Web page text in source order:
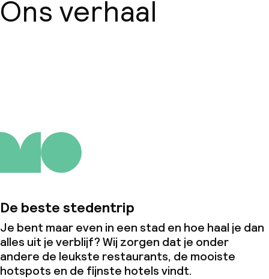
Ons verhaal
De beste stedentrip
Je bent maar even in een stad en hoe haal je dan
alles uit je verblijf? Wij zorgen dat je onder
andere de leukste restaurants, de mooiste
hotspots en de fijnste hotels vindt.